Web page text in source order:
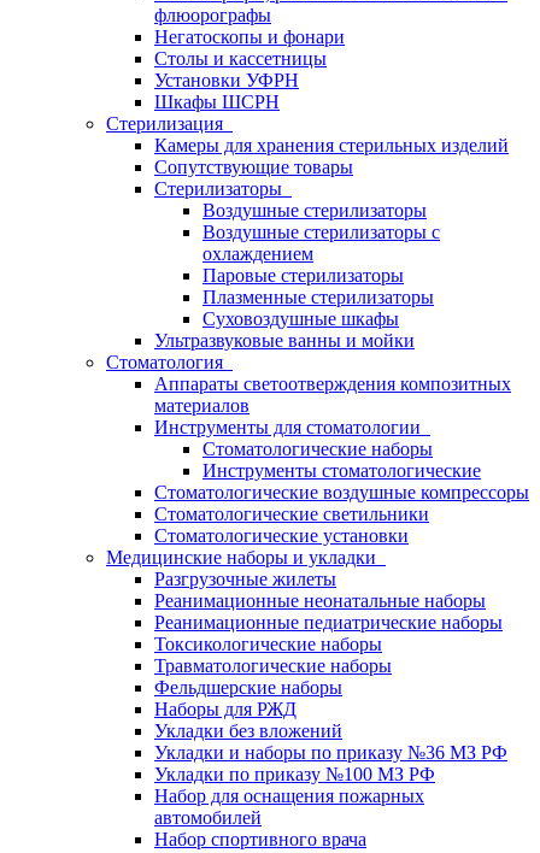
флюорографы
Негатоскопы и фонари
Столы и кассетницы
Установки УФРН
Шкафы ШСРН
Стерилизация
Камеры для хранения стерильных изделий
Сопутствующие товары
Стерилизаторы
Воздушные стерилизаторы
Воздушные стерилизаторы с
охлаждением
Паровые стерилизаторы
Плазменные стерилизаторы
Суховоздушные шкафы
Ультразвуковые ванны и мойки
Стоматология
Аппараты светоотверждения композитных
материалов
Инструменты для стоматологии
Стоматологические наборы
Инструменты стоматологические
Стоматологические воздушные компрессоры
Стоматологические светильники
Стоматологические установки
Медицинские наборы и укладки
Разгрузочные жилеты
Реанимационные неонатальные наборы
Реанимационные педиатрические наборы
Токсикологические наборы
Травматологические наборы
Фельдшерские наборы
Наборы для РЖД
Укладки без вложений
Укладки и наборы по приказу №36 МЗ РФ
Укладки по приказу №100 МЗ РФ
Набор для оснащения пожарных
автомобилей
Набор спортивного врача